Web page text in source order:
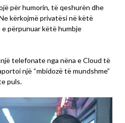
për humorin, të qeshurën dhe
kërkojmë privatësi në këtë
përpunuar këtë humbje
telefonate nga nëna e Cloud të
një “mbidozë të mundshme”
puls.